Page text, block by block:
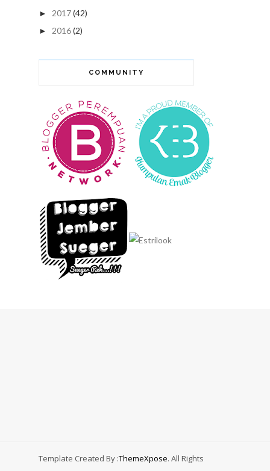
► 2017(42)
► 2016(2)
COMMUNITY
Template Created By :ThemeXpose. All Rights